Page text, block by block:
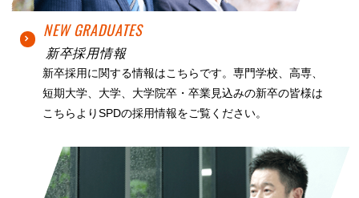
NEW GRADUATES
新卒採用情報
新卒採用に関する情報はこちらです。専門学校、高専、
短期大学、大学、大学院卒・卒業見込みの新卒の皆様は
こちらよりSPDの採用情報をご覧ください。